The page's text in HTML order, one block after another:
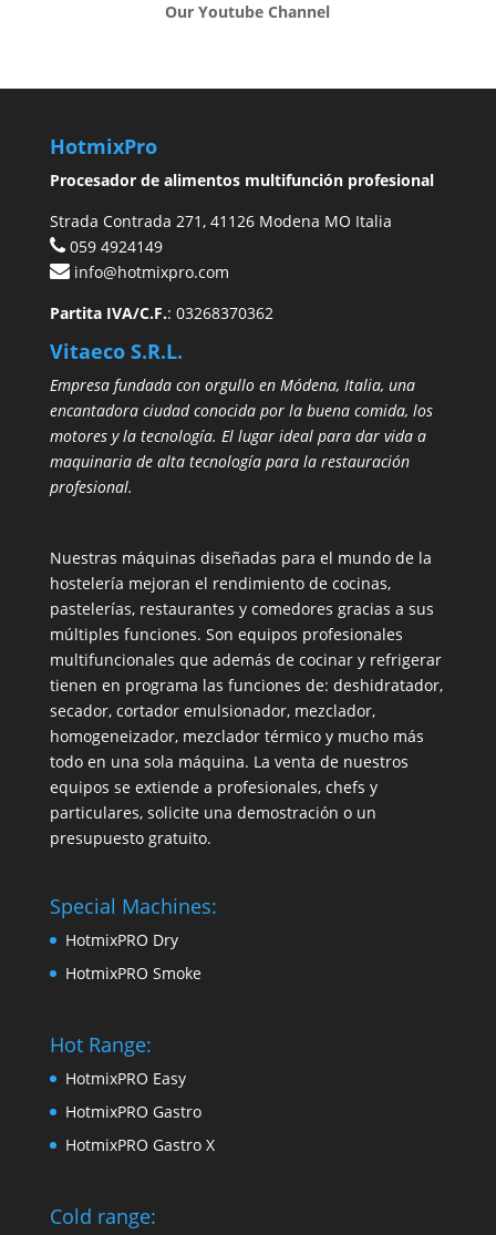
Our Youtube Channel
HotmixPro
Procesador de alimentos multifunción profesional
Strada Contrada 271, 41126 Modena MO Italia
059 4924149
info@hotmixpro.com
Partita IVA/C.F.: 03268370362
Vitaeco S.R.L.
Empresa fundada con orgullo en Módena, Italia, una
encantadora ciudad conocida por la buena comida, los
motores y la tecnología. El lugar ideal para dar vida a
maquinaria de alta tecnología para la restauración
profesional.
Nuestras máquinas diseñadas para el mundo de la
hostelería mejoran el rendimiento de cocinas,
pastelerías, restaurantes y comedores gracias a sus
múltiples funciones. Son equipos profesionales
multifuncionales que además de cocinar y refrigerar
tienen en programa las funciones de: deshidratador,
secador, cortador emulsionador, mezclador,
homogeneizador, mezclador térmico y mucho más
todo en una sola máquina. La venta de nuestros
equipos se extiende a profesionales, chefs y
particulares, solicite una demostración o un
presupuesto gratuito.
Special Machines:
HotmixPRO Dry
HotmixPRO Smoke
Hot Range:
HotmixPRO Easy
HotmixPRO Gastro
HotmixPRO Gastro X
Cold range: